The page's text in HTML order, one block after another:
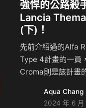
強悍的公路
Lancia
(下)！
先前介紹過的Alfa
Type 4計畫的一員
Croma則是該計畫
的加速性能更是讓
Aqua Chang
2024 年 6 月